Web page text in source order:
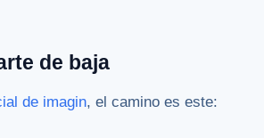
de baja
de imagin, el camino es este: